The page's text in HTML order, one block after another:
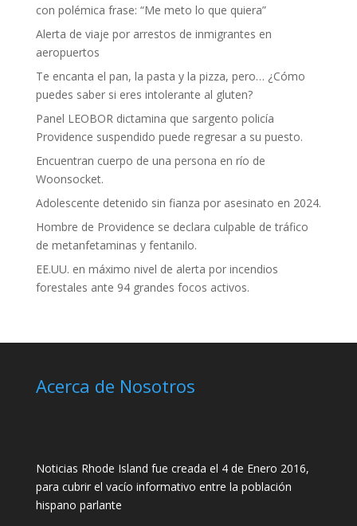
con polémica frase: “Me meto lo que quiera”
Alerta de viaje por arrestos de inmigrantes en
aeropuertos
Te encanta el pan, la pasta y la pizza, pero… ¿Cómo
puedes saber si eres intolerante al gluten?
Panel LEOBOR dictamina que sargento policía
Providence suspendido puede regresar a su puesto.
Encuentran cuerpo de una persona en río de
Woonsocket.
Adolescente detenido sin fianza por asesinato en 2024.
Hombre de Providence se declara culpable de tráfico
de metanfetaminas y fentanilo.
EE.UU. en máximo nivel de alerta por incendios
forestales ante 94 grandes focos activos.
Acerca de Nosotros
Noticias Rhode Island fue creada el 4 de Enero 2016,
para cubrir el vacío informativo entre la población
hispano parlante